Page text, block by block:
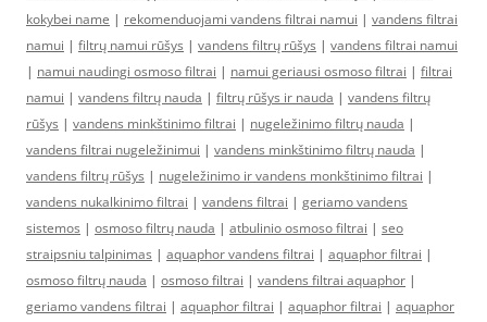
kokybei name | rekomenduojami vandens filtrai namui | vandens filtrai
namui | filtrų namui rūšys | vandens filtrų rūšys | vandens filtrai namui
| namui naudingi osmoso filtrai | namui geriausi osmoso filtrai | filtrai
namui | vandens filtrų nauda | filtrų rūšys ir nauda | vandens filtrų
rūšys | vandens minkštinimo filtrai | nugeležinimo filtrų nauda |
vandens filtrai nugeležinimui | vandens minkštinimo filtrų nauda |
vandens filtrų rūšys | nugeležinimo ir vandens monkštinimo filtrai |
vandens nukalkinimo filtrai | vandens filtrai | geriamo vandens
sistemos | osmoso filtrų nauda | atbulinio osmoso filtrai | seo
straipsniu talpinimas | aquaphor vandens filtrai | aquaphor filtrai |
osmoso filtrų nauda | osmoso filtrai | vandens filtrai aquaphor |
geriamo vandens filtrai | aquaphor filtrai | aquaphor filtrai | aquaphor